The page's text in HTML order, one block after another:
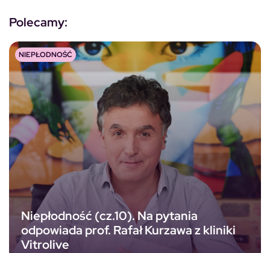
Polecamy:
Niepłodność (cz.10). Na pytania
odpowiada prof. Rafał Kurzawa z kliniki
Vitrolive
NIEPŁODNOŚĆ